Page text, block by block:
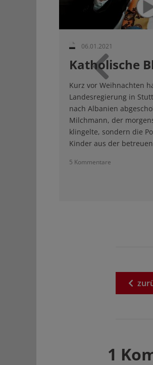
06.01.2021
Katholische
Kurz vor Weihnachten
Landesregierung in
nach Albanien
Milchmann, der
klingelte, sondern die
Kinder aus der
5 Kommentare
Zurück
1